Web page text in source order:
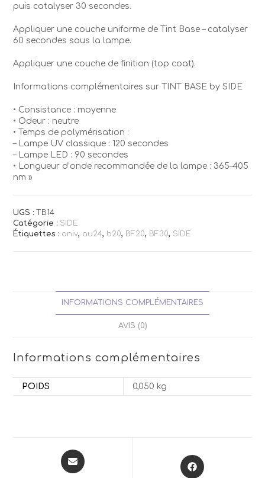
puis catalyser 30 secondes.
Appliquer une couche uniforme de Tint Base – catalyser
60 secondes sous la lampe.
Appliquer une couche de finition (top coat).
Informations complémentaires sur TINT BASE by SIDE
• Consistance : moyenne
• Odeur : neutre
• Temps de polymérisation :
– Lampe UV classique : 120 secondes
– Lampe LED : 90 secondes
• Longueur d’onde recommandée de la lampe : 365–405
nm »
UGS :TB14
Catégorie : SIDE
Étiquettes : aniv, au24, b20, BF20, BF30, SIDE
INFORMATIONS COMPLÉMENTAIRES
AVIS (0)
Informations complémentaires
POIDS 0,050 kg
Opens
in
Opens
in